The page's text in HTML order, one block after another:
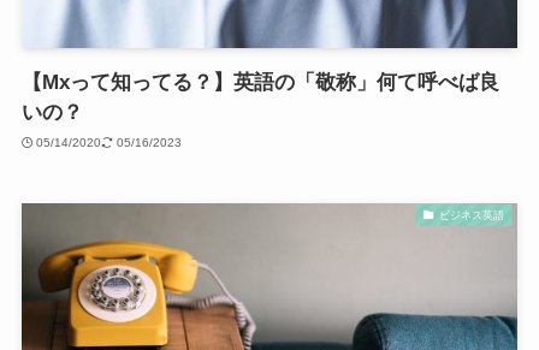
【Mxって知ってる？】英語の「敬称」何て呼べば良
いの？
05/14/2020 05/16/2023
ビジネス英語